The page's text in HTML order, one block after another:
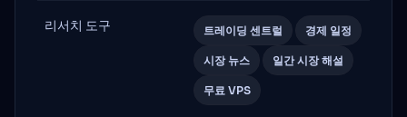
리서치 도구 트레이딩 센트럴 경제 일정
시장 뉴스 일간 시장 해설
무료 VPS